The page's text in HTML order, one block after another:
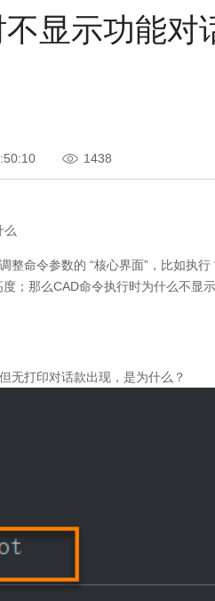
显示功能对
1438
么
整命令参数的 “核心界面” ，比如执行
；那么CAD命令执行时为什么不显
无打印对话款出现，是为什么？